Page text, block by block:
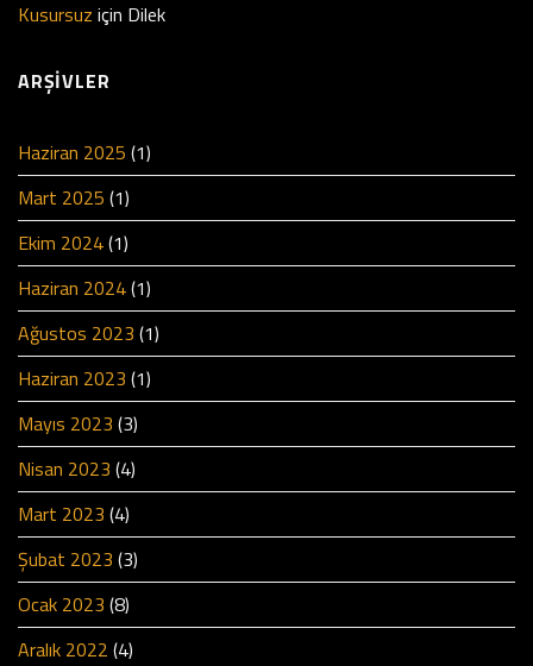
Kusursuz için Dilek
ARŞIVLER
Haziran 2025 (1)
Mart 2025 (1)
Ekim 2024(1)
Haziran 2024(1)
Ağustos 2023 (1)
Haziran 2023 (1)
Mayıs 2023 (3)
Nisan 2023 (4)
Mart 2023 (4)
Şubat 2023 (3)
Ocak 2023 (8)
Aralık 2022 (4)